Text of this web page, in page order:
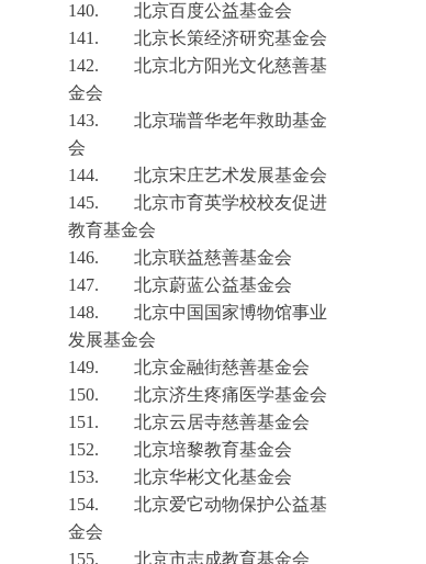
140.
北京百度公益基金会
141.
北京长策经济研究基金会
142.
北京北方阳光文化慈善基
金会
143.
北京瑞普华老年救助基金
会
144.
北京宋庄艺术发展基金会
145.
北京市育英学校校友促进
教育基金会
146.
北京联益慈善基金会
147.
北京蔚蓝公益基金会
148.
北京中国国家博物馆事业
发展基金会
149.
北京金融街慈善基金会
150.
北京济生疼痛医学基金会
151.
北京云居寺慈善基金会
152.
北京培黎教育基金会
153.
北京华彬文化基金会
154.
北京爱它动物保护公益基
金会
155.
北京市志成教育基金会